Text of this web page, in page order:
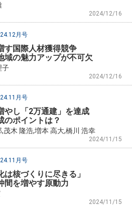
2024/12/16
月号
2024/12/16
す国際人材獲得競争
域の魅力アップが不可欠
子
月号
2024/11/15
やし「2万通建」を達成
のポイントは？
,茂木 隆浩,増本 高大,橋川 浩幸
月号
2024/11/15
は核づくりに尽きる」
間を増やす原動力